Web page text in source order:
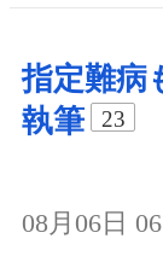
指定難病
執筆
23
08月06日